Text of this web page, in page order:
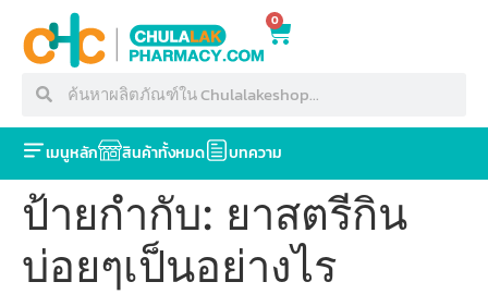
0
เมนูหลัก สินค้าทั้งหมด บทความ
ป้ายกำกับ: ยาสตรีกิน
บ่อยๆเป็นอย่างไร